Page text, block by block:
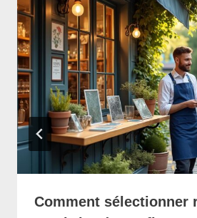
Comment sélectionner